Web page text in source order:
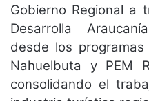
Gobierno Regional a
Desarrolla
desde los programas
Nahuelbuta y PEM
consolidando el